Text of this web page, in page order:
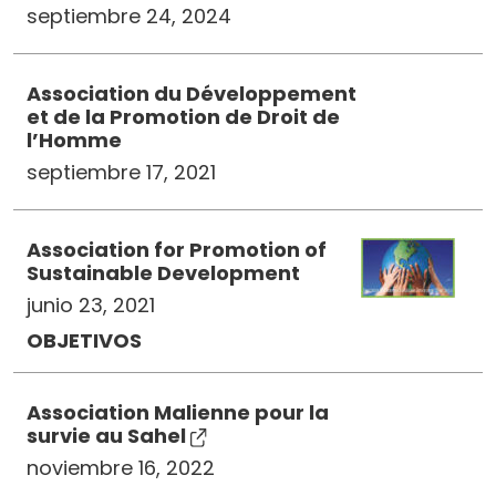
septiembre 24, 2024
Association du Développement
et de la Promotion de Droit de
l’Homme
septiembre 17, 2021
Association for Promotion of
Sustainable Development
junio 23, 2021
OBJETIVOS
Association Malienne pour la
survie au Sahel
noviembre 16, 2022